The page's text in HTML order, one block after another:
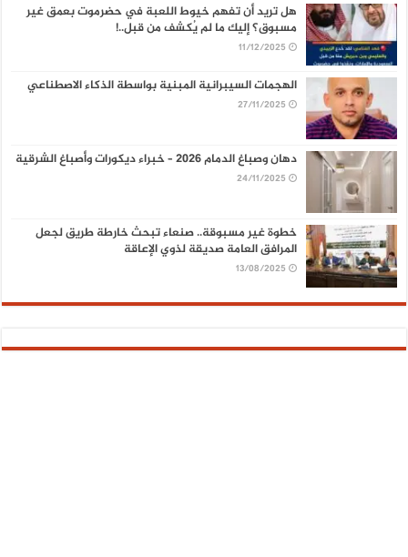
هل تريد أن تفهم خيوط اللعبة في حضرموت بعمق غير
مسبوق؟ إليك ما لم يُكشف من قبل..!
11/12/2025
الهجمات السيبرانية المبنية بواسطة الذكاء الاصطناعي
27/11/2025
دهان وصباغ الدمام 2026 – خبراء ديكورات وأصباغ الشرقية
24/11/2025
خطوة غير مسبوقة.. صنعاء تبحث خارطة طريق لجعل
المرافق العامة صديقة لذوي الإعاقة
13/08/2025